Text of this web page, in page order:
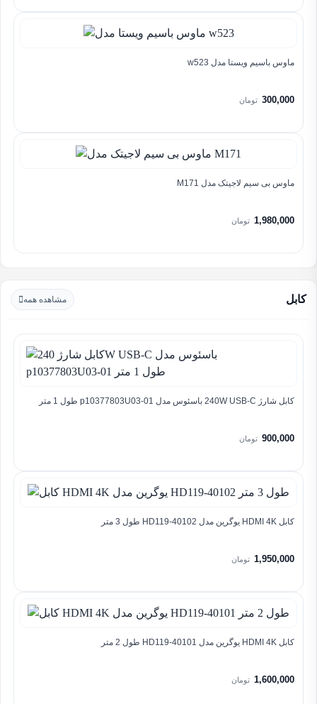
ماوس باسیم ویستا مدل w523
300,000 تومان
ماوس بی سیم لاجیتک مدل M171
1,980,000 تومان
کابل مشاهده همه
کابل شارژ 240W USB-C باسئوس مدل p10377803U03-01 طول 1 متر
900,000 تومان
کابل HDMI 4K یوگرین مدل HD119-40102 طول 3 متر
1,950,000 تومان
کابل HDMI 4K یوگرین مدل HD119-40101 طول 2 متر
1,600,000 تومان